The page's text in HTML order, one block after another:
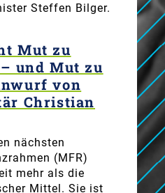
Steffen Bilger.
Mut zu
und Mut zu
von
Christian
nächsten
(MFR)
mehr als die
Mittel. Sie ist